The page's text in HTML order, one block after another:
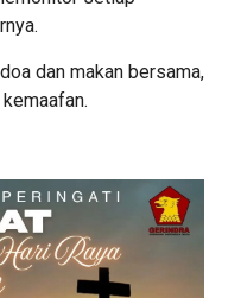
dan makan bersama,